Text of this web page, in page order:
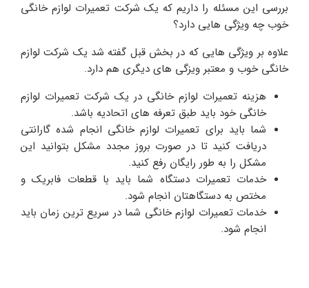
بررسی این مسئله را داریم که یک شرکت تعمیرات لوازم خانگی
خوب چه ویژگی هایی دارد؟
علاوه بر ویژگی هایی که در بخش قبل گفته شد یک شرکت لوازم
خانگی خوب و معتبر ویزگی های دیگری هم دارد.
هزینه تعمیرات لوازم خانگی در یک شرکت تعمیرات لوازم
خانگی خود باید طبق تعرفه های اتحادیه باشد.
شما باید برای تعمیرات لوازم خانگی انجام شده گارانتی
دریافت کنید تا در صورت بروز مجدد مشکل بتوانید این
مشکل را به طور رایگان رفع کنید.
خدمات تعمیرات دستگاه شما باید با قطعات فابریک و
مختص به دستگاهتان انجام شود.
خدمات تعمیرات لوازم خانگی شما در سریع ترین زمان باید
انجام شود.